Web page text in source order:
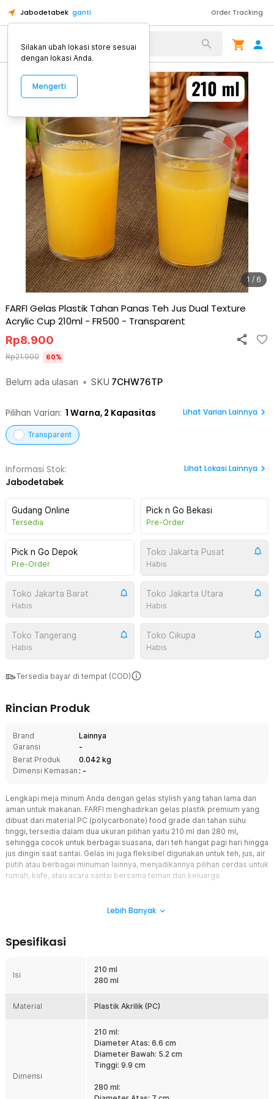
Jabodetabek ganti Order Tracking
Alat Kopi
1 / 6
FARFI Gelas Plastik Tahan Panas Teh Jus Dual Texture
Acrylic Cup 210ml - FR500 - Transparent
Belum ada ulasan • SKU 7CHW76TP
Rp8.900
Rp21.900 60%
Pilihan Varian: 1 Warna, 2 Kapasitas Lihat Varian Lainnya
Transparent
Informasi Stok:
Jabodetabek
Lihat Lokasi Lainnya
Gudang Online
Tersedia
Pick n Go Bekasi
Pre-Order
Pick n Go Depok
Pre-Order
Toko Jakarta Pusat
Habis
Toko Jakarta Barat
Habis
Toko Jakarta Utara
Habis
Toko Tangerang
Habis
Toko Cikupa
Habis
Tersedia bayar di tempat (COD)
Rincian Produk
Brand
Lainnya
Garansi
-
Berat Produk
0.042 kg
Dimensi Kemasan : -
Lengkapi meja minum Anda dengan gelas stylish yang tahan lama dan
aman untuk makanan. FARFI menghadirkan gelas plastik premium yang
dibuat dari material PC (polycarbonate) food grade dan tahan suhu
tinggi, tersedia dalam dua ukuran pilihan yaitu 210 ml dan 280 ml,
sehingga cocok untuk berbagai suasana, dari teh hangat pagi hari hingga
jus dingin saat santai. Gelas ini juga fleksibel digunakan untuk teh, jus, air
putih atau berbagai minuman lainnya, menjadikannya pilihan cerdas untuk
rumah, kafe, atau acara santai bersama teman dan keluarga.
memenuhi standar food grade sehingga aman digunakan untuk
seperti gelas kaca biasa, sehingga lebih aman terutama jika
digunakan oleh anak-anak atau dalam aktivitas outdoor. Selain itu,
bobotnya yang ringan namun tetap terlihat jernih seperti kaca,
Tahan Suhu dan Lebih Awet
Material PC dikenal memiliki ketahanan terhadap perubahan suhu
yang baik, sehingga tidak mudah berubah bentuk saat digunakan
untuk minuman hangat. Gelas ini tidak mudah rapuh dan memiliki
daya tahan lebih lama dibanding gelas kaca tipis atau plastik biasa.
Dengan ketahanan tersebut, gelas cocok untuk penggunaan harian
Lebih Banyak
Spesifikasi
Isi
210 ml
280 ml
Material Plastik Akrilik (PC)
Dimensi
210 ml:
Diameter Atas: 6.6 cm
Diameter Bawah: 5.2 cm
Tinggi: 9.9 cm
280 ml:
Silakan ubah lokasi store sesuai
dengan lokasi Anda.
Mengerti